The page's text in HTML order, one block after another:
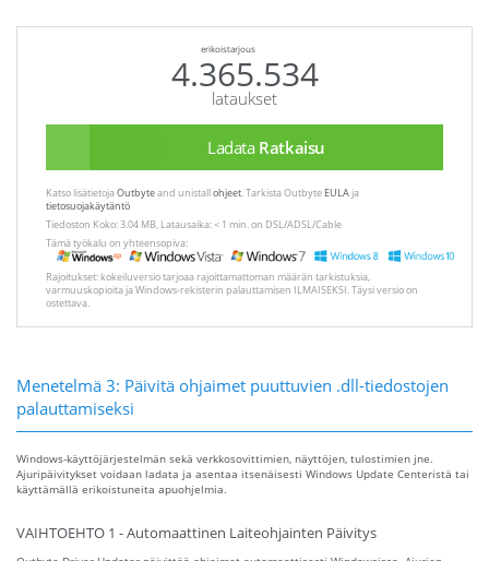
erikoistarjous
4.365.534
lataukset
Ladata Ratkaisu
Katso lisätietojaOutbyteand unistallohjeet. Tarkista Outbyte EULAja
tietosuojakäytäntö
Tiedoston Koko: 3.04 MB, Latausaika: < 1 min. on DSL/ADSL/Cable
Tämä työkalu on yhteensopiva:
Rajoitukset: kokeiluversio tarjoaa rajoittamattoman määrän tarkistuksia,
varmuuskopioita ja Windows-rekisterin palauttamisen ILMAISEKSI. Täysi versio on
ostettava.
Menetelmä 3: Päivitä ohjaimet puuttuvien .dll-tiedostojen
palauttamiseksi
Windows-käyttöjärjestelmän sekä verkkosovittimien, näyttöjen, tulostimien jne.
Ajuripäivitykset voidaan ladata ja asentaa itsenäisesti Windows Update Centeristä tai
käyttämällä erikoistuneita apuohjelmia.
VAIHTOEHTO 1 - Automaattinen Laiteohjainten Päivitys